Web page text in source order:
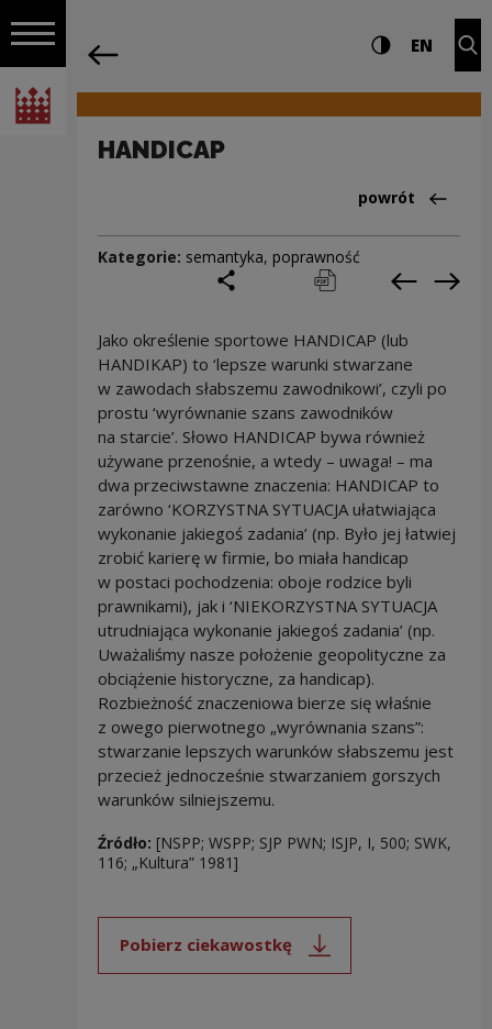
Włącz nawigację
Narodowe Centrum Kultury
Nawigacja Ustawienia i Wysoki
EN
HANDICAP
Powrót
powrót
Kategorie: semantyka, poprawność
podziel się
drukuj pobierz
Jako określenie sportowe HANDICAP (lub
HANDIKAP) to ‘lepsze warunki stwarzane
w zawodach słabszemu zawodnikowi’, czyli po
prostu ‘wyrównanie szans zawodników
na starcie’. Słowo HANDICAP bywa również
używane przenośnie, a wtedy – uwaga! – ma
dwa przeciwstawne znaczenia: HANDICAP to
zarówno ‘KORZYSTNA SYTUACJA ułatwiająca
wykonanie jakiegoś zadania’ (np. Było jej łatwiej
zrobić karierę w firmie, bo miała handicap
w postaci pochodzenia: oboje rodzice byli
prawnikami), jak i ‘NIEKORZYSTNA SYTUACJA
utrudniająca wykonanie jakiegoś zadania’ (np.
Uważaliśmy nasze położenie geopolityczne za
obciążenie historyczne, za handicap).
Rozbieżność znaczeniowa bierze się właśnie
z owego pierwotnego „wyrównania szans”:
stwarzanie lepszych warunków słabszemu jest
przecież jednocześnie stwarzaniem gorszych
warunków silniejszemu.
Źródło: [NSPP; WSPP; SJP PWN; ISJP, I, 500; SWK,
116; „Kultura” 1981]
Pobierz ciekawostkę
Uwaga, link zostanie otwarty